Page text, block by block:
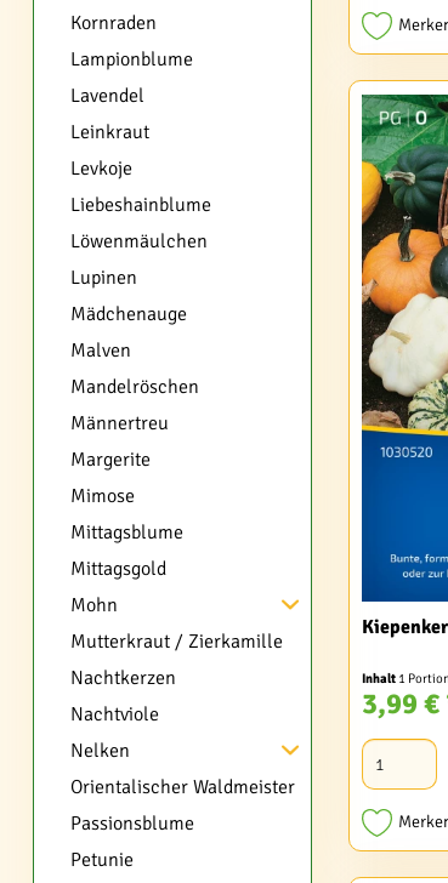
Kornraden
Lampionblume
Lavendel
Leinkraut
Levkoje
Liebeshainblume
Löwenmäulchen
Lupinen
Mädchenauge
Malven
Mandelröschen
Männertreu
Margerite
Mimose
Mittagsblume
Mittagsgold
Mohn
Mutterkraut / Zierkamille
Nachtkerzen
Nachtviole
Nelken
Orientalischer Waldmeister
Passionsblume
Petunie
Inhalt 1
3,99 €